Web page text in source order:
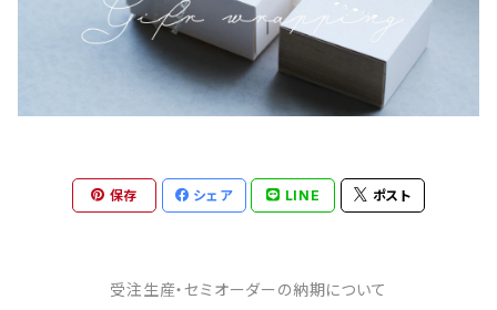
保存 シェア LINE ポスト
受注生産・セミオーダーの納期について